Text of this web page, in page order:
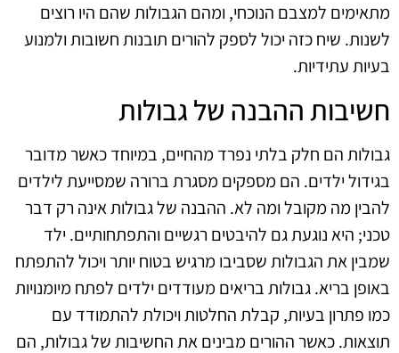
מתאימים למצבם הנוכחי, ומהם הגבולות שהם היו רוצים
לשנות. שיח כזה יכול לספק להורים תובנות חשובות ולמנוע
בעיות עתידיות.
חשיבות ההבנה של גבולות
גבולות הם חלק בלתי נפרד מהחיים, במיוחד כאשר מדובר
בגידול ילדים. הם מספקים מסגרת ברורה שמסייעת לילדים
להבין מה מקובל ומה לא. ההבנה של גבולות אינה רק דבר
טכני; היא נוגעת גם להיבטים רגשיים והתפתחותיים. ילד
שמבין את הגבולות שסביבו מרגיש בטוח יותר ויכול להתפתח
באופן בריא. גבולות בריאים מעודדים ילדים לפתח מיומנויות
כמו פתרון בעיות, קבלת החלטות ויכולת להתמודד עם
תוצאות. כאשר ההורים מבינים את החשיבות של גבולות, הם